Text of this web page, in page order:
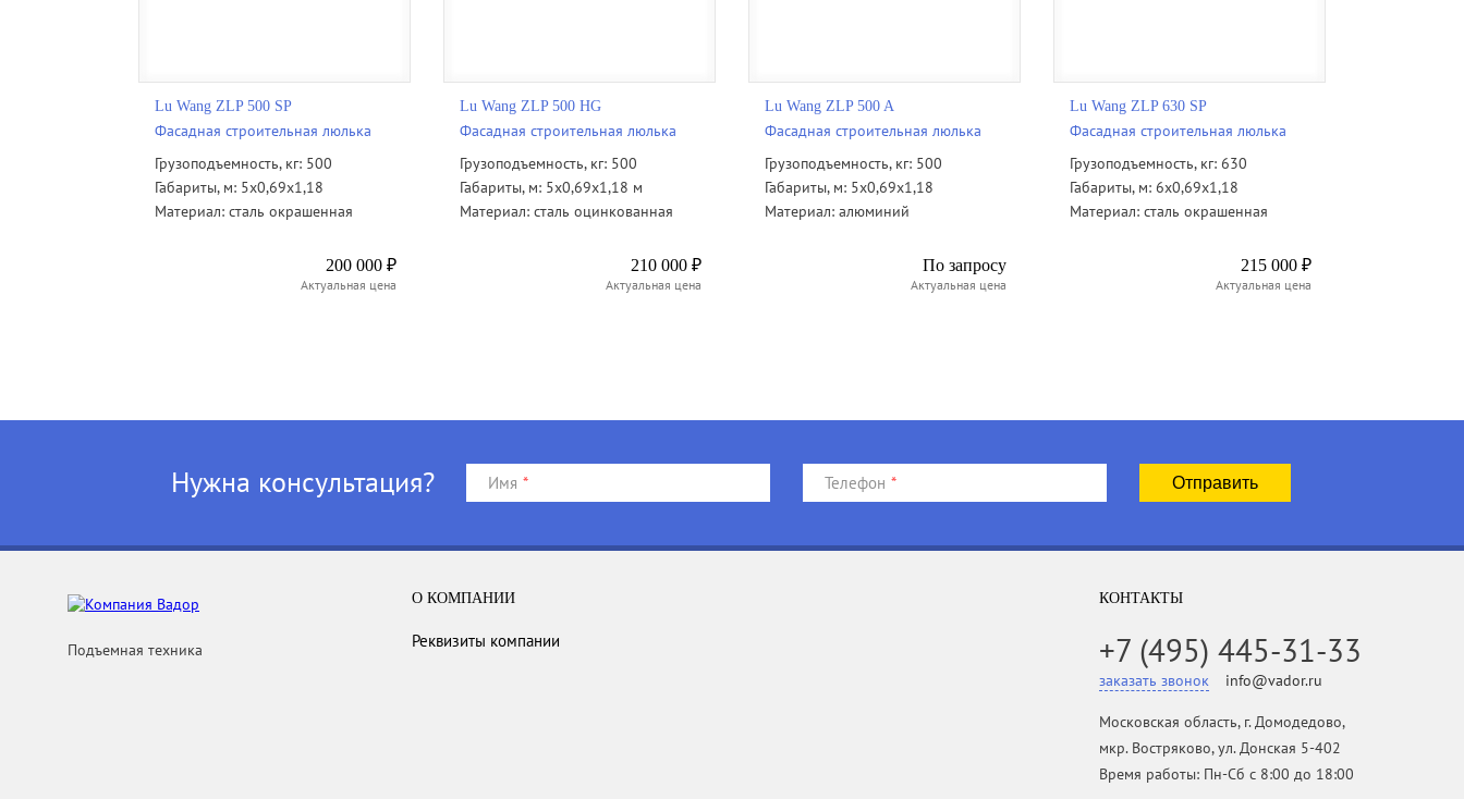
Lu Wang ZLP 500 SP
Фасадная строительная люлька
Грузоподъемность, кг: 500
Габариты, м: 5х0,69х1,18
Материал: сталь окрашенная
200 000 ₽
Актуальная цена
Lu Wang ZLP 500 HG
Фасадная строительная люлька
Грузоподъемность, кг: 500
Габариты, м: 5х0,69х1,18 м
Материал: сталь оцинкованная
210 000 ₽
Актуальная цена
Lu Wang ZLP 500 A
Фасадная строительная люлька
Грузоподъемность, кг: 500
Габариты, м: 5х0,69х1,18
Материал: алюминий
По запросу
Актуальная цена
Lu Wang ZLP 630 SP
Фасадная строительная люлька
Грузоподъемность, кг: 630
Габариты, м: 6х0,69х1,18
Материал: сталь окрашенная
215 000 ₽
Актуальная цена
Нужна консультация? Имя * Телефон *
Подъемная техника
О КОМПАНИИ
Реквизиты компании
КОНТАКТЫ
+7 (495) 445-31-33
заказать звонок info@vador.ru
Московская область, г. Домодедово,
мкр. Востряково, ул. Донская 5-402
Время работы: Пн-Сб с 8:00 до 18:00